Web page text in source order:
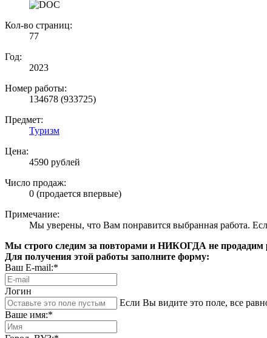
Кол-во страниц:
77
Год:
2023
Номер работы:
134678 (933725)
Предмет:
Туризм
Цена:
4590 рублей
Число продаж:
0 (продается впервые)
Примечание:
Мы уверены, что Вам понравится выбранная работа.
Мы строго следим за повторами и НИКОГДА не продадим
Для получения этой работы заполните форму:
Ваш E-mail:*
Логин
Если Вы видите это поле, все
Ваше имя:*